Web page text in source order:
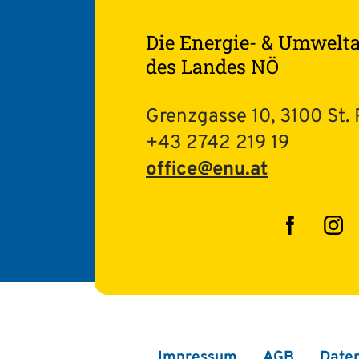
Die Energie- &
des Landes NÖ
Grenzgasse 10, 3100 St.
+43 2742 219 19
office@enu.at